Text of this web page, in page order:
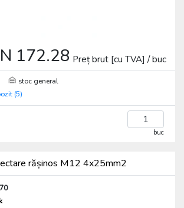
172.28 Preț brut [cu TVA] / buc
stoc general
(5)
buc
rășinos M12 4x25mm2